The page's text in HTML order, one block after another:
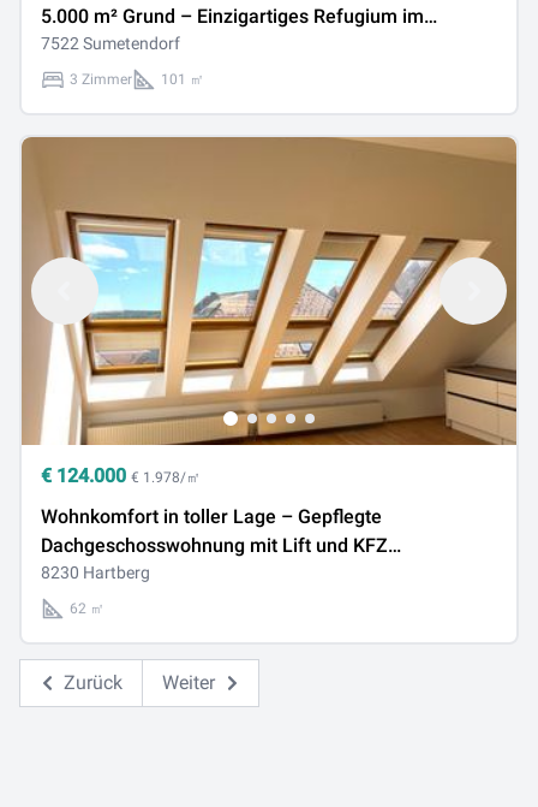
5.000 m² Grund – Einzigartiges Refugium im
Südburgenland
7522 Sumetendorf
3 Zimmer 101 ㎡
€ 124.000 € 1.978/㎡
Wohnkomfort in toller Lage – Gepflegte
Dachgeschosswohnung mit Lift und KFZ
Abstellplatz, Hartberg Zentrum!
8230 Hartberg
62 ㎡
Zurück Weiter